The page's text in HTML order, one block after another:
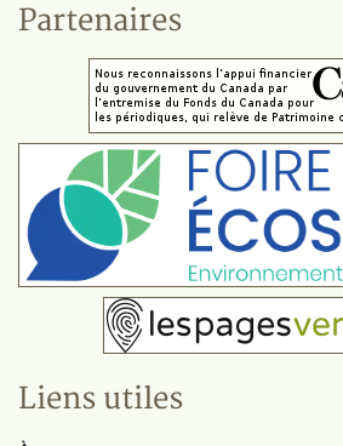
Partenaires
Liens utiles